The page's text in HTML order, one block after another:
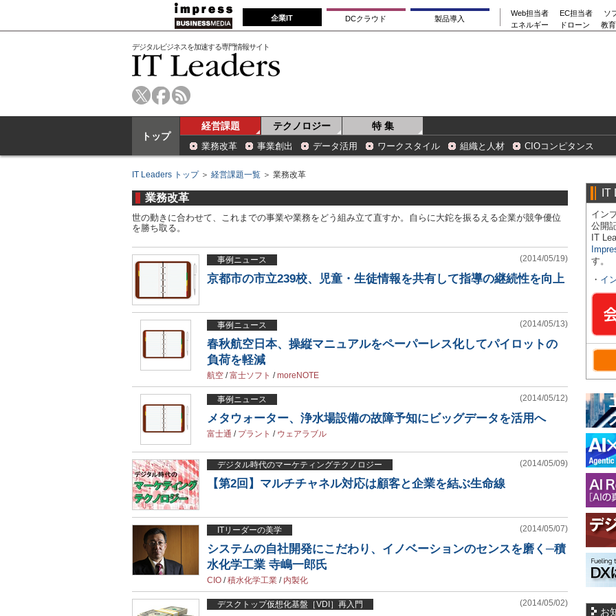
企業IT DCクラウド 製品導入
Web担当者 EC担当者
ソ
エネルギー
ドローン 教
デジタルビジネスを加速する専門情報サイト
トップ
経営課題 テクノロジー 特 集
業務改革 事業創出 データ活用 ワークスタイル 組織と人材 CIOコンピタンス
IT Leaders トップ＞ 経営課題一覧 ＞ 業務改革
業務改革
世の動きに合わせて、これまでの事業や業務をどう組み立て直すか。自らに大鉈を振るえる企業が競争優位
を勝ち取る。
事例ニュース (2014/05/19)
京都市の市立239校、児童・生徒情報を共有して指導の継続性を向上
事例ニュース (2014/05/13)
春秋航空日本、操縦マニュアルをペーパーレス化してパイロットの
負荷を軽減
航空 /富士ソフト /moreNOTE
事例ニュース (2014/05/12)
メタウォーター、浄水場設備の故障予知にビッグデータを活用へ
富士通 / プラント / ウェアラブル
デジタル時代のマーケティングテクノロジー (2014/05/09)
【第2回】マルチチャネル対応は顧客と企業を結ぶ生命線
ITリーダーの美学 (2014/05/07)
システムの自社開発にこだわり、イノベーションのセンスを磨く─積
水化学工業 寺嶋一郎氏
CIO /積水化学工業 / 内製化
デスクトップ仮想化基盤［VDI］再入門 (2014/05/02)
IT
イン
公開
IT
す。
・ イ
お